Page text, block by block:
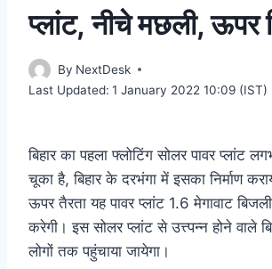
प्लांट, नीचे मछली, ऊपर
By NextDesk
Last Updated: 1 January 2022 10:09 (IST)
बिहार का पहला फ्लोटिंग सोलर पावर प्लांट
चूका है, बिहार के दरभंगा में इसका निर्माण
ऊपर तैरता यह पावर प्लांट 1.6 मेगावाट
करेगी। इस सोलर प्लांट से उत्त्पन्न होने वाले
लोगों तक पहुंचाया जायेगा।